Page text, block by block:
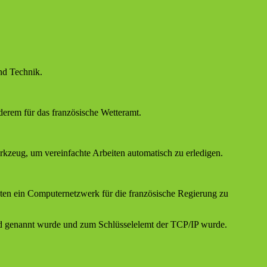
Technik.
für das französische Wetteramt.
um vereinfachte Arbeiten automatisch zu erledigen.
ein Computernetzwerk für die französische Regierung zu
wurde und zum Schlüsselelemt der TCP/IP wurde.